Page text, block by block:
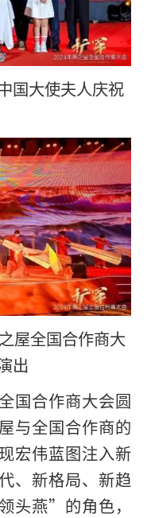
国大使夫人庆祝
屋全国合作商大
出
国合作商大会圆
与全国合作商的
宏伟蓝图注入新
、新格局、新趋
头燕”的角色，